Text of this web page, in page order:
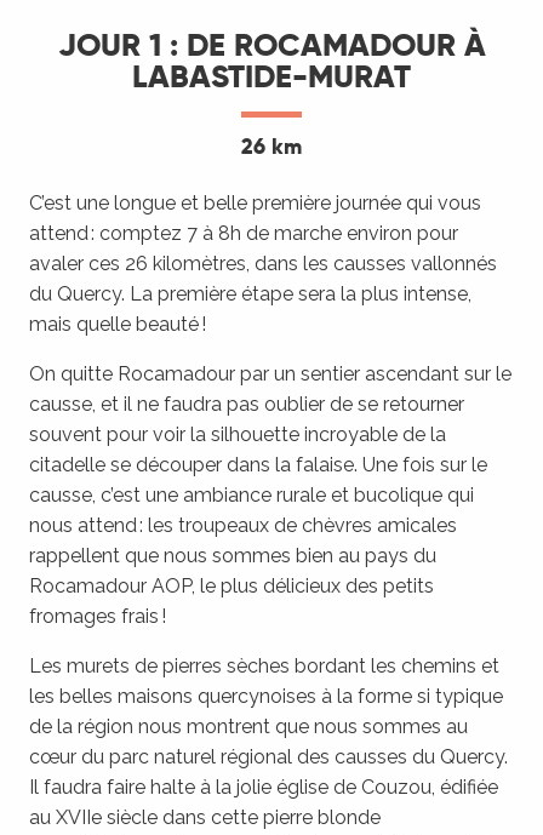
JOUR 1 : DE ROCAMADOUR À
LABASTIDE-MURAT
26 km
C’est une longue et belle première journée qui vous
attend : comptez 7 à 8h de marche environ pour
avaler ces 26 kilomètres, dans les causses vallonnés
du Quercy. La première étape sera la plus intense,
mais quelle beauté !
On quitte Rocamadour par un sentier ascendant sur le
causse, et il ne faudra pas oublier de se retourner
souvent pour voir la silhouette incroyable de la
citadelle se découper dans la falaise. Une fois sur le
causse, c’est une ambiance rurale et bucolique qui
nous attend : les troupeaux de chèvres amicales
rappellent que nous sommes bien au pays du
Rocamadour AOP, le plus délicieux des petits
fromages frais !
Les murets de pierres sèches bordant les chemins et
les belles maisons quercynoises à la forme si typique
de la région nous montrent que nous sommes au
cœur du parc naturel régional des causses du Quercy.
Il faudra faire halte à la jolie église de Couzou, édifiée
au XVIIe siècle dans cette pierre blonde